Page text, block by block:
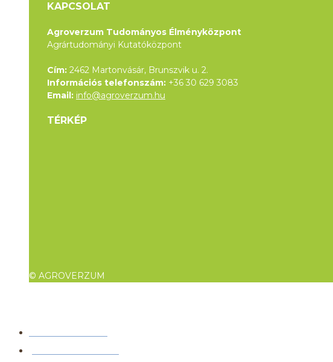
KAPCSOLAT
Agroverzum Tudományos Élményközpont
Agrártudományi Kutatóközpont
Cím: 2462 Martonvásár, Brunszvik u. 2.
Információs telefonszám: +36 30 629 3083
Email: info@agroverzum.hu
TÉRKÉP
© AGROVERZUM